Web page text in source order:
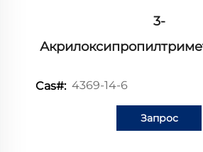
3-
Cas#: 4369-14-6
Запрос